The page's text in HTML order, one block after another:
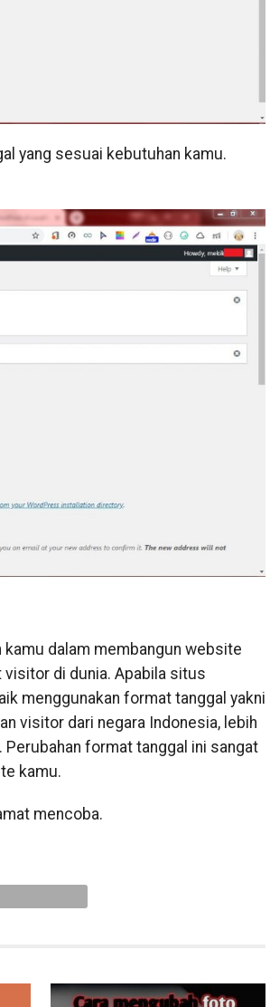
yang sesuai kebutuhan kamu.
dalam membangun website
di dunia. Apabila situs
menggunakan format tanggal yakni
visitor dari negara Indonesia, lebih
format tanggal ini sangat
kamu.
mencoba.